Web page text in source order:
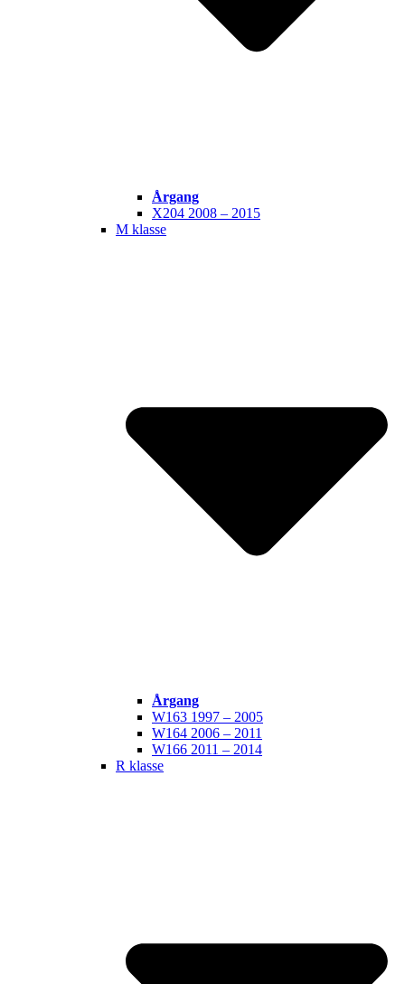
Årgang
X204 2008 – 2015
M klasse
Årgang
W163 1997 – 2005
W164 2006 – 2011
W166 2011 – 2014
R klasse